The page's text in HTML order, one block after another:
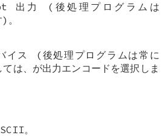
出力 (後処理プログラムは
。
イス (後処理プログラムは常に
は、が出力エンコードを選択しま
。